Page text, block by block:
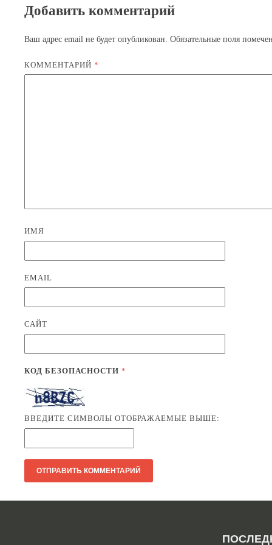
Добавить комментарий
Ваш адрес email не будет опубликован. Обязательные поля
КОММЕНТАРИЙ*
ИМЯ
EMAIL
САЙТ
КОД БЕЗОПАСНОСТИ*
ВВЕДИТЕ СИМВОЛЫ ОТОБРАЖАЕМЫЕ ВЫШЕ: